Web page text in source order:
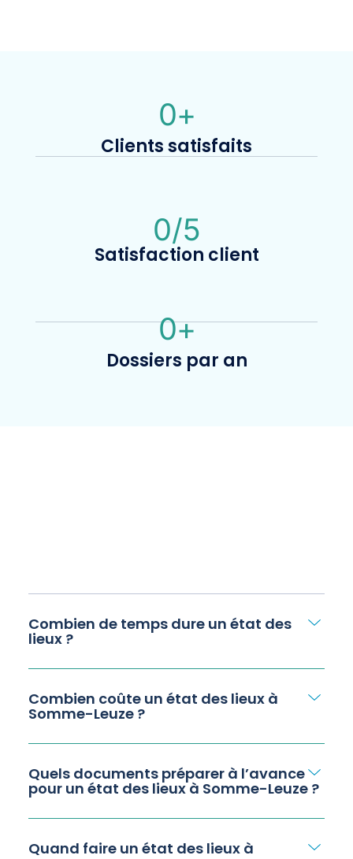
Clients satisfaits
0+
Satisfaction client
0/5
Dossiers par an
0+
Combien de temps dure un état des
lieux ?
Combien coûte un état des lieux à
Somme-Leuze ?
Quels documents préparer à l’avance
pour un état des lieux à Somme-Leuze ?
Quand faire un état des lieux à